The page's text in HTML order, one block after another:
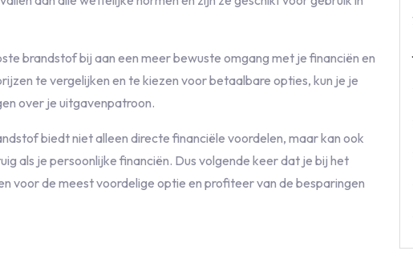
brandstof bij aan een meer bewuste omgang met je financiën en
te vergelijken en te kiezen voor betaalbare opties, kun je je
over je uitgavenpatroon.
biedt niet alleen directe financiële voordelen, maar kan ook
als je persoonlijke financiën. Dus volgende keer dat je bij het
voor de meest voordelige optie en profiteer van de besparingen